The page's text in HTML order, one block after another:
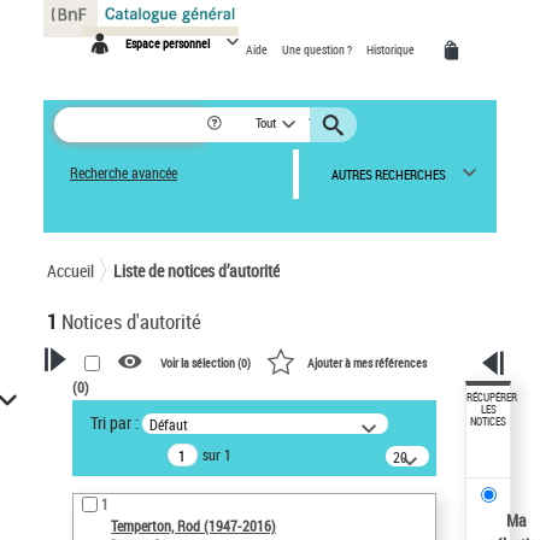
Espace personnel Aide Une question ? Historique
Tout
Recherche avancée AUTRES RECHERCHES
Accueil Liste de notices d’autorité
1 Notices d'autorité
VOTRE RECHERCHE
Recherche avancée dans les
notices d’autorité
Œuvres liées à l'auteur :
Temperton, Rod (1947-2016)
Voir la sélection (0) Ajouter à mes références
(0)
Tri par : Défaut
sur 1
20
résultats/page
1
Temperton, Rod (1947-2016)
RÉCUPÉRER
LES
NOTICES
Ma
Panneau de gestion des cookies